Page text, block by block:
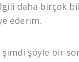
daha birçok
ederim.
şimdi şöyle bir